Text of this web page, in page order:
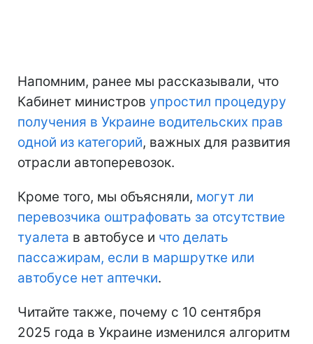
Напомним, ранее мы рассказывали, что
Кабинет министров упростил процедуру
получения в Украине водительских прав
одной из категорий, важных для развития
отрасли автоперевозок.
Кроме того, мы объясняли, могут ли
перевозчика оштрафовать за отсутствие
туалета в автобусе и что делать
пассажирам, если в маршрутке или
автобусе нет аптечки.
Читайте также, почему с 10 сентября
2025 года в Украине изменился алгоритм